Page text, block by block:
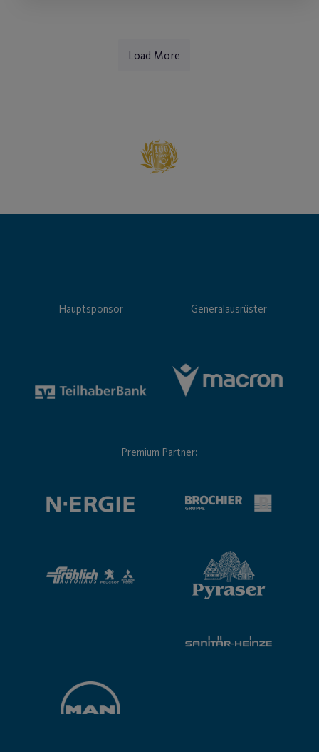
Load More
Hauptsponsor Generalausrüster
Premium Partner: